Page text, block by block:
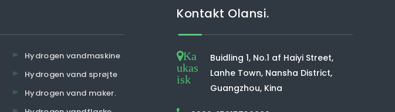
Hydrogen vandmaskine
Hydrogen vand sprøjte
Hydrogen vand maker.
Kontakt Olansi.
Ka
ukas
isk
Buidling 1, No.1 af Haiyi Street,
Lanhe Town, Nansha District,
Guangzhou, Kina